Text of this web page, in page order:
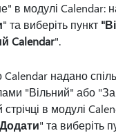
в модулі Calendar:
" та виберіть пункт
Calendar".
надано
"Вільний" або
стрічці в модулі
" та виберіть